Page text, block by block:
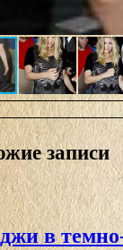
записи
в